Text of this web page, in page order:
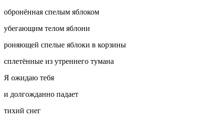
обронённая спелым яблоком
убегающим телом яблони
роняющей спелые яблоки в корзины
сплетённые из утреннего тумана
Я ожидаю тебя
и долгожданно падает
тихий снег